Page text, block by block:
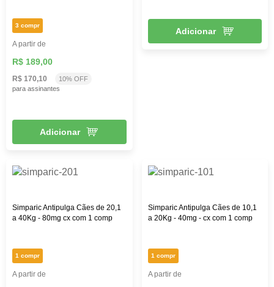
3 compr
A partir de
R$ 189,00
R$ 170,10
10% OFF
para assinantes
Adicionar
Adicionar
Simparic Antipulga Cães de 20,1
a 40Kg - 80mg cx com 1 comp
1 compr
A partir de
Simparic Antipulga Cães de 10,1
a 20Kg - 40mg - cx com 1 comp
1 compr
A partir de